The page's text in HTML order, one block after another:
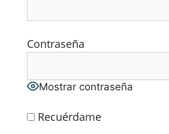
Contraseña
Mostrar contraseña
Recuérdame